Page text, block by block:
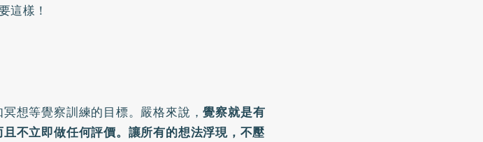
這樣！
想等覺察訓練的目標。嚴格來說，覺察就是有
不立即做任何評價。讓所有的想法浮現，不壓